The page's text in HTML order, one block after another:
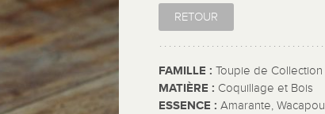
RETOUR
FAMILLE :Toupie de Collection
MATIÈRE : Coquillage et Bois
ESSENCE :Amarante, Wacapou